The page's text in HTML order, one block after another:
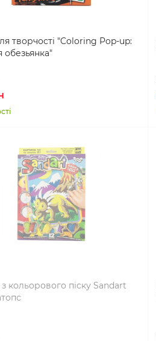
творчості "Coloring Pop-up:
обезьянка"
кольорового піску Sandart